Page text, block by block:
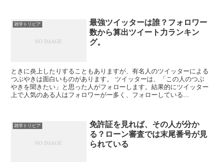
雑学トリビア
最強ツイッターは誰？フォロワー
数から算出ツイート力ランキン
グ。
ときに炎上したりすることもありますが、有名人のツイッターによる
つぶやきは面白いものがあります。 ツイッターは、「この人のつぶ
やきを聞きたい」と思った人がフォローします。結果的にツイッター
上で人気のある人はフォロワーがー多く、フォローしている...
雑学トリビア
免許証を見れば、その人が分か
る？ローン審査では末尾番号が見
られている